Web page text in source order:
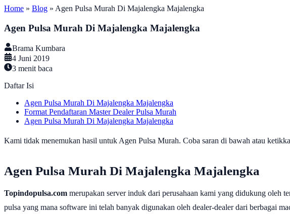
Home » Blog » Agen Pulsa Murah Di Majalengka Majalengka
Agen Pulsa Murah Di Majalengka Majalengka
Brama Kumbara
4 Juni 2019
3 menit baca
Daftar Isi
Agen Pulsa Murah Di Majalengka Majalengka
Format Pendaftaran Master Dealer Pulsa Murah
Agen Pulsa Murah Di Majalengka Majalengka
Kami tidak menemukan hasil untuk Agen Pulsa Murah. Coba saran di bawah atau
Agen Pulsa Murah Di Majalengka Majalengka
Topindopulsa.com merupakan server induk dari perusahaan kami yang didukung oleh
pulsa yang mana software ini telah banyak digunakan oleh dealer-dealer dari berbagai